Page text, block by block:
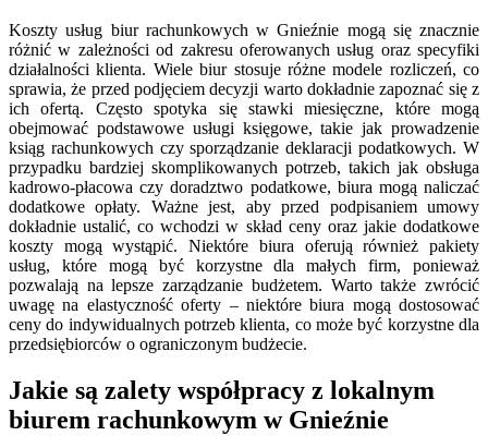
Koszty usług biur rachunkowych w Gnieźnie mogą się znacznie
różnić w zależności od zakresu oferowanych usług oraz specyfiki
działalności klienta. Wiele biur stosuje różne modele rozliczeń, co
sprawia, że przed podjęciem decyzji warto dokładnie zapoznać się z
ich ofertą. Często spotyka się stawki miesięczne, które mogą
obejmować podstawowe usługi księgowe, takie jak prowadzenie
ksiąg rachunkowych czy sporządzanie deklaracji podatkowych. W
przypadku bardziej skomplikowanych potrzeb, takich jak obsługa
kadrowo-płacowa czy doradztwo podatkowe, biura mogą naliczać
dodatkowe opłaty. Ważne jest, aby przed podpisaniem umowy
dokładnie ustalić, co wchodzi w skład ceny oraz jakie dodatkowe
koszty mogą wystąpić. Niektóre biura oferują również pakiety
usług, które mogą być korzystne dla małych firm, ponieważ
pozwalają na lepsze zarządzanie budżetem. Warto także zwrócić
uwagę na elastyczność oferty – niektóre biura mogą dostosować
ceny do indywidualnych potrzeb klienta, co może być korzystne dla
przedsiębiorców o ograniczonym budżecie.
Jakie są zalety współpracy z lokalnym
biurem rachunkowym w Gnieźnie